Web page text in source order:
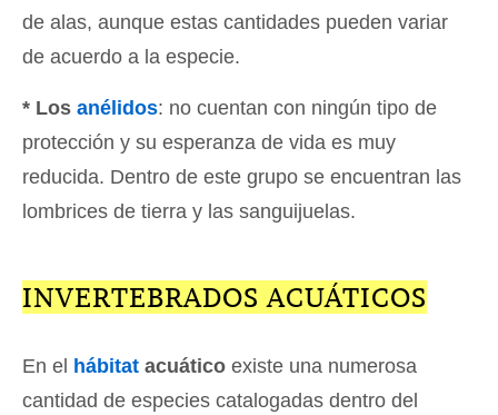
de alas, aunque estas cantidades pueden variar
de acuerdo a la especie.
* Los anélidos: no cuentan con ningún tipo de
protección y su esperanza de vida es muy
reducida. Dentro de este grupo se encuentran las
lombrices de tierra y las sanguijuelas.
INVERTEBRADOS ACUÁTICOS
En el hábitat acuático existe una numerosa
cantidad de especies catalogadas dentro del